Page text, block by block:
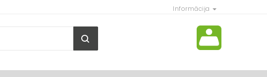
Informācija